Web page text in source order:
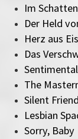
Im
Der Held
Herz aus Eis
Das
The
Silent Friend
Lesbian
Sorry, Baby